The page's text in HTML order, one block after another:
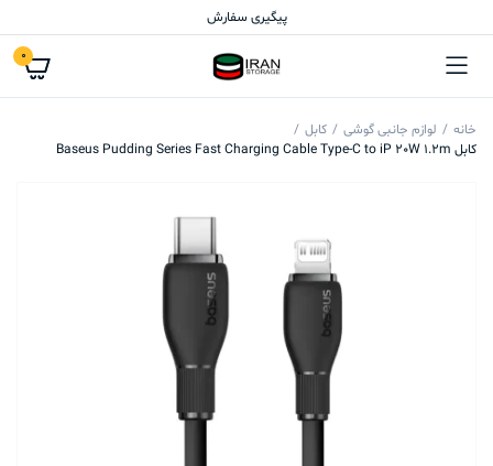
پیگیری سفارش
0
خانه لوازم جانبی گوشی
کابل
کابل Baseus Pudding Series Fast Charging Cable Type-C to iP 20W 1.2m